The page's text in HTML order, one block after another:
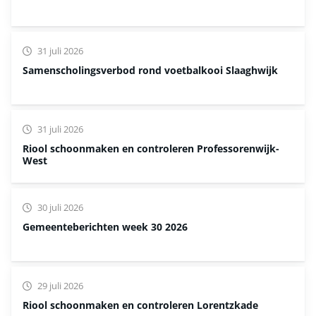
Samenscholingsverbod rond voetbalkooi Slaaghwijk
31 juli 2026
Riool schoonmaken en controleren Professorenwijk-
West
31 juli 2026
Gemeenteberichten week 30 2026
30 juli 2026
Riool schoonmaken en controleren Lorentzkade
29 juli 2026